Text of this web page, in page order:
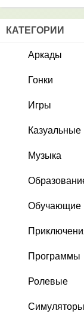
КАТЕГОРИИ
Аркады
Гонки
Игры
Казуальные
Музыка
Обучающие
Программы
Ролевые
Симуляторы